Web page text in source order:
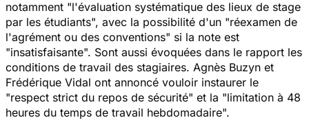
notamment "l'évaluation systématique des lieux de stage
par les étudiants", avec la possibilité d'un "réexamen de
l'agrément ou des conventions" si la note est
"insatisfaisante". Sont aussi évoquées dans le rapport les
conditions de travail des stagiaires. Agnès Buzyn et
Frédérique Vidal ont annoncé vouloir instaurer le
"respect strict du repos de sécurité" et la "limitation à 48
heures du temps de travail hebdomadaire".